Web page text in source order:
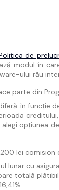
de
modul
ului rău
parte din
în
lei
cu
totală